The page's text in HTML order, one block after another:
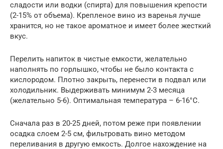
сладости или водки (спирта) для повышения крепости
(2-15% от объема). Крепленое вино из варенья лучше
хранится, но не такое ароматное и имеет более жесткий
вкус.
Перелить напиток в чистые емкости, желательно
наполнять по горлышко, чтобы не было контакта с
кислородом. Плотно закрыть, перенести в подвал или
холодильник. Выдерживать минимум 2-3 месяца
(желательно 5-6). Оптимальная температура – 6-16°C.
Сначала раз в 20-25 дней, потом реже при появлении
осадка слоем 2-5 см, фильтровать вино методом
переливания в другую емкость. Долгое нахождение на